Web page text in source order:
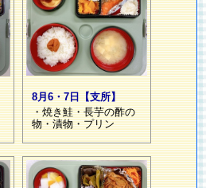
8月6・7日【支所】
・焼き鮭・長芋の酢の
物・漬物・プリン